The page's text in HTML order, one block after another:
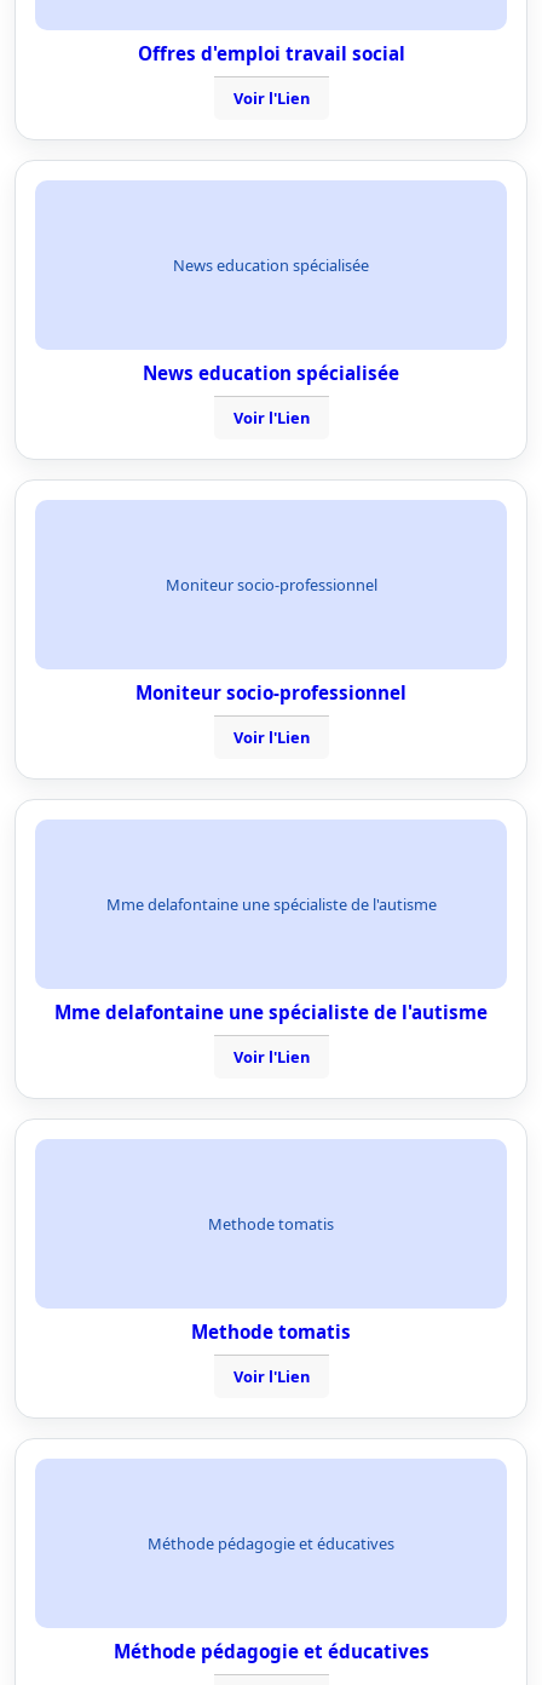
Offres d'emploi travail social
Voir l'Lien
News education spécialisée
News education spécialisée
Voir l'Lien
Moniteur socio-professionnel
Moniteur socio-professionnel
Voir l'Lien
Mme delafontaine une spécialiste de l'autisme
Mme delafontaine une spécialiste de l'autisme
Voir l'Lien
Methode tomatis
Methode tomatis
Voir l'Lien
Méthode pédagogie et éducatives
Méthode pédagogie et éducatives